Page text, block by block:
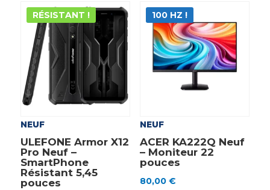
RÉSISTANT !
NEUF
ULEFONE Armor X12
Pro Neuf –
SmartPhone
Résistant 5,45
pouces
100 HZ !
NEUF
ACER KA222Q Neuf
– Moniteur 22
pouces
80,00 €